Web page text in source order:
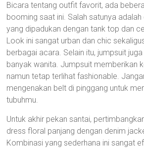
Bicara tentang outfit favorit, ada
booming saat ini. Salah satunya
yang dipadukan dengan tank top dan
Look ini sangat urban dan chic
berbagai acara. Selain itu, jumpsuit
banyak wanita. Jumpsuit memberikan
namun tetap terlihat fashionable.
mengenakan belt di pinggang untuk
tubuhmu.
Untuk akhir pekan santai,
dress floral panjang dengan denim
Kombinasi yang sederhana ini sangat